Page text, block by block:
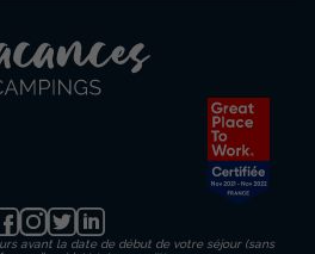
avant la date de début de votre séjour (sans